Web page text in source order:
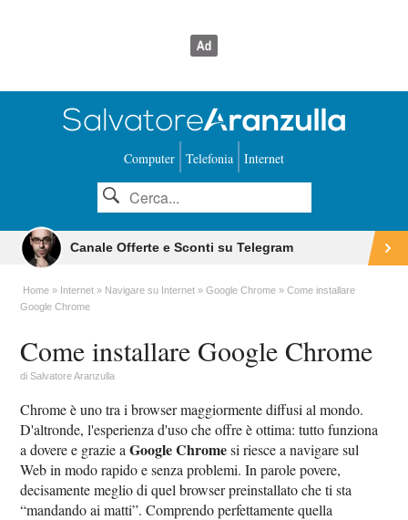
Computer Telefonia Internet
Canale Offerte e Sconti su Telegram
Home Internet Navigare su Internet Google Chrome
Come installare
Google Chrome
Come installare Google Chrome
diSalvatore Aranzulla
Chrome è uno tra i browser maggiormente diffusi al mondo.
D'altronde, l'esperienza d'uso che offre è ottima: tutto funziona
a dovere e grazie aGoogle Chromesi riesce a navigare sul
Web in modo rapido e senza problemi. In parole povere,
decisamente meglio di quel browser preinstallato che ti sta
“mandando ai matti”. Comprendo perfettamente quella